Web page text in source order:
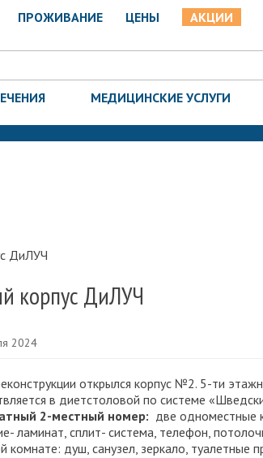
ПРОЖИВАНИЕ ЦЕНЫ АКЦИИ
МЕДИЦИНСКИЕ УСЛУГИ
ДиЛУЧ
корпус ДиЛУЧ
2024
открылся корпус №2. 5-ти
в диетстоловой по системе
2-местный номер: две одноместные
ламинат, сплит- система, телефон,
комнате: душ, санузел, зеркало, туалетные